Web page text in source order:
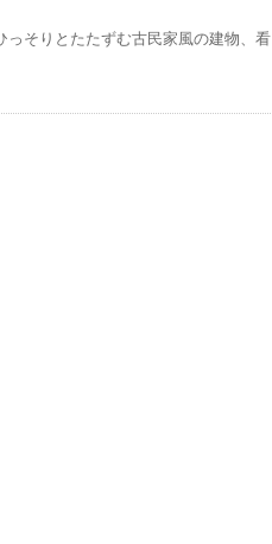
そりとたたずむ古民家風の建物、看